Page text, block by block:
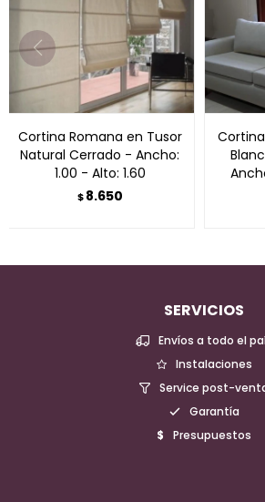
Cortina Romana en Tusor
Natural Cerrado - Ancho:
1.00 - Alto: 1.60
$ 8.650
SERVICIOS
Envíos a todo el
Instalaciones
Service post-
Garantía
Presupuestos